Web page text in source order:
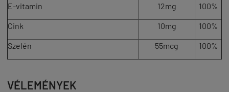
E-vitamin 12mg 100%
Cink 10mg 100%
Szelén 55mcg 100%
VÉLEMÉNYEK